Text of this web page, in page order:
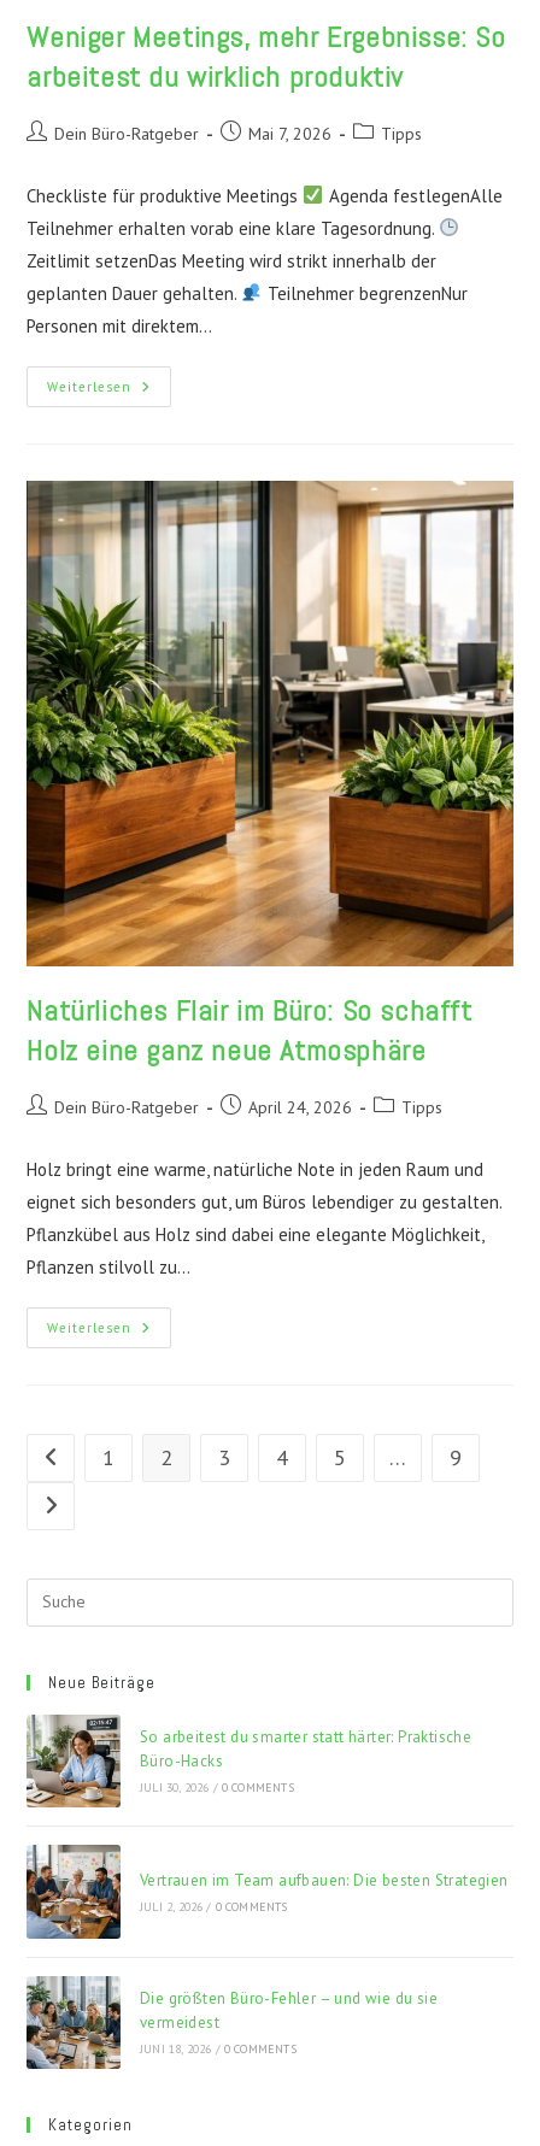
Weniger Meetings, mehr Ergebnisse: So
arbeitest du wirklich produktiv
Beitrags-
Dein Büro-Ratgeber
BeitragMai 7, 2026
Beitrags-
Tipps
Checkliste für produktive Meetings
Agenda festlegenAlle
Teilnehmer erhalten vorab eine klare Tagesordnung.
Zeitlimit setzenDas Meeting wird strikt innerhalb der
geplanten Dauer gehalten.
Teilnehmer begrenzenNur
Personen mit direktem…
Weiterlesen Weniger
Meetings,
Du
Wirklich
Produktiv
Natürliches Flair im Büro: So schafft
Holz eine ganz neue Atmosphäre
Beitrags-Dein Büro-Ratgeber
BeitragApril 24, 2026
Beitrags-
Tipps
Holz bringt eine warme, natürliche Note in jeden Raum und
eignet sich besonders gut, um Büros lebendiger zu gestalten.
Pflanzkübel aus Holz sind dabei eine elegante Möglichkeit,
Pflanzen stilvoll zu…
Weiterlesen Natürliches
Flair
Eine
Ganz
Gehe zur vorherigen Seite
1 2 3 4 5 … 9
Gehe zur nächsten Seite
Neue Beiträge
So arbeitest du smarter statt härter: Praktische
Büro-Hacks
JULI 30, 2026 / 0 COMMENTS
Vertrauen im Team aufbauen: Die besten Strategien
JULI 2, 2026 / 0 COMMENTS
Die größten Büro-Fehler – und wie du sie
vermeidest
JUNI 18, 2026 / 0 COMMENTS
Kategorien